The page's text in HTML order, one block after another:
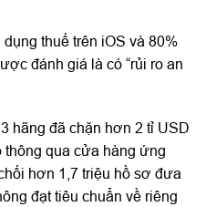
thuế trên iOS và 80%
đánh giá là có “rủi ro an
hãng đã chặn hơn 2 tỉ USD
qua cửa hàng ứng
hơn 1,7 triệu hồ sơ đưa
đạt tiêu chuẩn về riêng